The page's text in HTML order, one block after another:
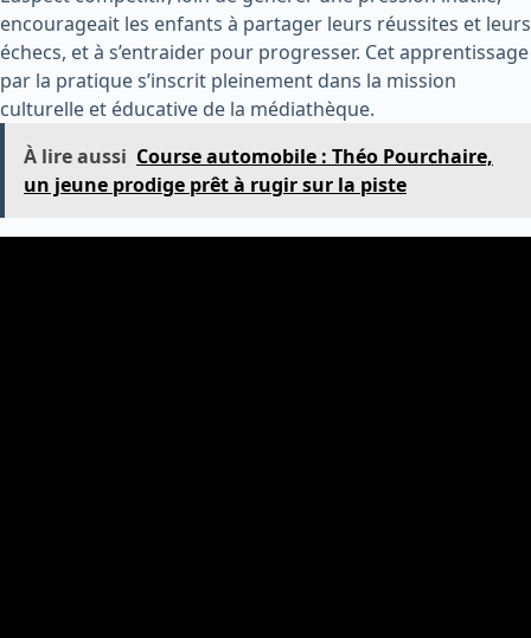
encourageait les enfants à partager leurs réussites et leurs
échecs, et à s’entraider pour progresser. Cet apprentissage
par la pratique s’inscrit pleinement dans la mission
culturelle et éducative de la médiathèque.
À lire aussi Course automobile : Théo Pourchaire,
un jeune prodige prêt à rugir sur la piste